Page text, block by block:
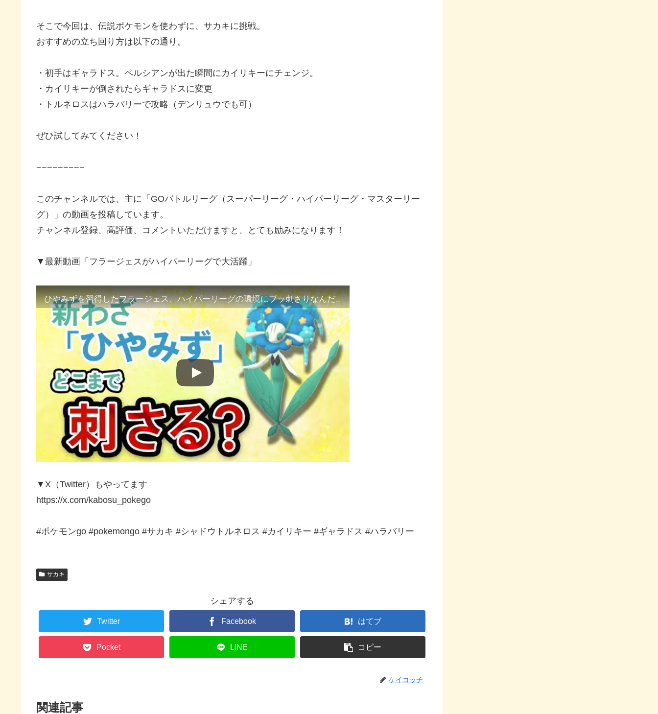
そこで今回は、伝説ポケモンを使わずに、サカキに挑戦。
おすすめの立ち回り方は以下の通り。
・初手はギャラドス。ペルシアンが出た瞬間にカイリキーにチェンジ。
・カイリキーが倒されたらギャラドスに変更
・トルネロスはハラバリーで攻略（デンリュウでも可）
ぜひ試してみてください！
−−−−−−−−−
このチャンネルでは、主に「GOバトルリーグ（スーパーリーグ・ハイパーリーグ・マスターリー
グ）」の動画を投稿しています。
チャンネル登録、高評価、コメントいただけますと、とても励みになります！
▼最新動画「フラージェスがハイパーリーグで大活躍」
ひやみずを習得したフラージェス、ハイパーリーグの環境にブッ刺さりなんだが【ポケモンGO・GOバトルリーグ】
▼X（Twitter）もやってます
https://x.com/kabosu_pokego
#ポケモンgo #pokemongo #サカキ #シャドウトルネロス #カイリキー #ギャラドス #ハラバリー
サカキ
シェアする
Twitter Facebook はてブ
Pocket LINE コピー
ケイコッチ
関連記事